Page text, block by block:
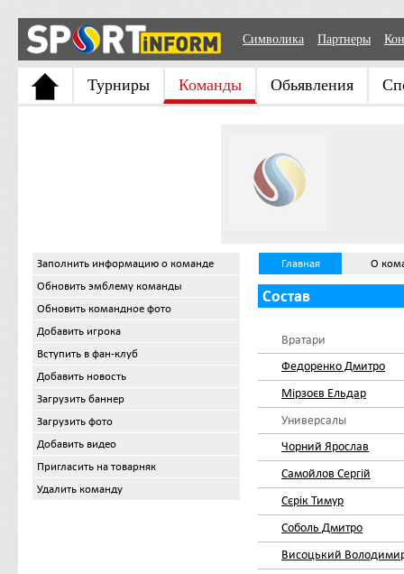
Символика Партнеры
Турниры Команды Обьявления
Заполнить информацию о команде
Обновить эмблему команды
Обновить командное фото
Добавить игрока
Вступить в фан-клуб
Добавить новость
Загрузить баннер
Загрузить фото
Добавить видео
Пригласить на товарняк
Удалить команду
Главная О
Состав
Вратари
Федоренко Дмитро
Мірзоєв Ельдар
Универсалы
Чорний Ярослав
Самойлов Сергій
Сєрік Тимур
Соболь Дмитро
Висоцький